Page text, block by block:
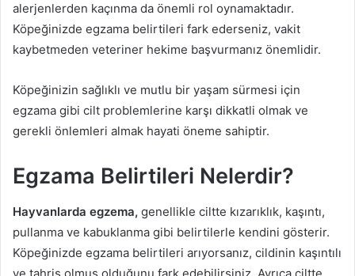
alerjenlerden kaçınma da önemli rol oynamaktadır.
Köpeğinizde egzama belirtileri fark ederseniz, vakit
kaybetmeden veteriner hekime başvurmanız önemlidir.
Köpeğinizin sağlıklı ve mutlu bir yaşam sürmesi için
egzama gibi cilt problemlerine karşı dikkatli olmak ve
gerekli önlemleri almak hayati öneme sahiptir.
Egzama Belirtileri Nelerdir?
Hayvanlarda egzema, genellikle ciltte kızarıklık, kaşıntı,
pullanma ve kabuklanma gibi belirtilerle kendini gösterir.
Köpeğinizde egzama belirtileri arıyorsanız, cildinin kaşıntılı